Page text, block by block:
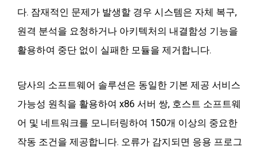
다. 잠재적인 문제가 발생할 경우 시스템은 자체 복구,
원격 분석을 요청하거나 아키텍처의 내결함성 기능을
활용하여 중단 없이 실패한 모듈을 제거합니다.
당사의 소프트웨어 솔루션은 동일한 기본 제공 서비스
가능성 원칙을 활용하여 x86 서버 쌍, 호스트 소프트웨
어 및 네트워크를 모니터링하여 150개 이상의 중요한
작동 조건을 제공합니다. 오류가 감지되면 응용 프로그